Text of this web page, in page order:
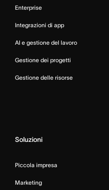
Enterprise
Integrazioni di app
AI e gestione del lavoro
Gestione dei progetti
Gestione delle risorse
Soluzioni
Piccola impresa
Marketing